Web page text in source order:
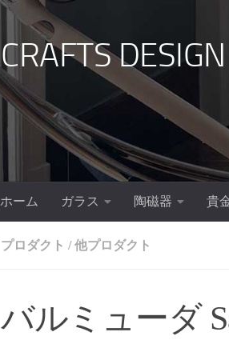
コンテンツへスキップ
CRAFTS DESIGN
ホーム ガラス 陶磁器 貴
プロダクト / 他プロダクト
バルミューダ